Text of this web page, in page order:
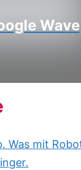
Wave
Was mit